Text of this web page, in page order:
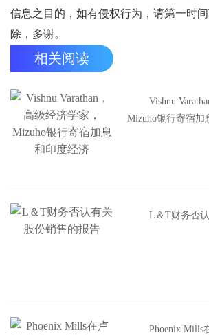
信息之目的，如有侵权行为，请第一时
除，多谢。
相关阅读
Vishnu
Mizuho银行寄宿加
L＆T财务否
Phoenix Mills